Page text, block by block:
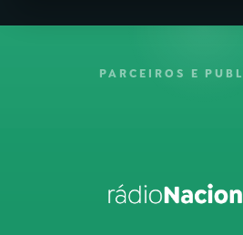
PARCEIROS E